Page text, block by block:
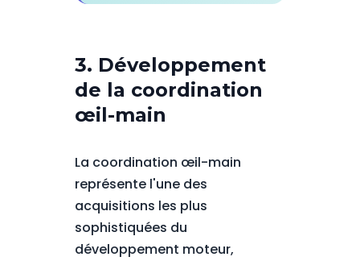
3. Développement
de la coordination
œil-main
La coordination œil-main
représente l'une des
acquisitions les plus
sophistiquées du
développement moteur,